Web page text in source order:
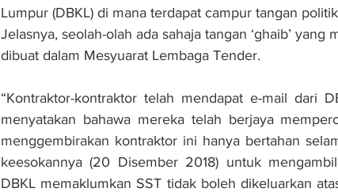
Lumpur (DBKL) di mana terdapat campur tangan
Jelasnya, seolah-olah ada sahaja tangan ‘ghaib’
dibuat dalam Mesyuarat Lembaga Tender.
“Kontraktor-kontraktor telah mendapat e-mail dari
menyatakan bahawa mereka telah berjaya
menggembirakan kontraktor ini hanya bertahan
keesokannya (20 Disember 2018) untuk
DBKL memaklumkan SST tidak boleh dikeluarkan